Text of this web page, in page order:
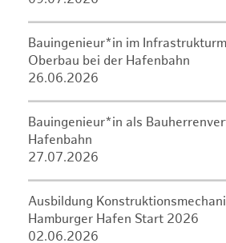
Bauingenieur*in im
Oberbau bei der Hafenbahn
26.06.2026
Bauingenieur*in als
Hafenbahn
27.07.2026
Ausbildung
Hamburger Hafen Start 2026
02.06.2026